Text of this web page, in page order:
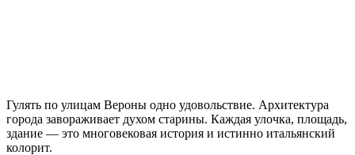
Гулять по улицам Вероны одно удовольствие. Архитектура
города завораживает духом старины. Каждая улочка, площадь,
здание — это многовековая история и истинно итальянский
колорит.